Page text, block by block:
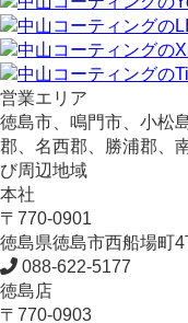
営業エリア
徳島市、鳴門市、小松
郡、名西郡、勝浦郡、
び周辺地域
本社
〒770-0901
徳島県徳島市西船場町
088-622-5177
徳島店
〒770-0903